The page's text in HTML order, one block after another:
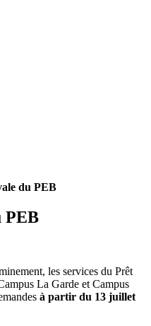
du PEB
PEB
les services du Prêt
La Garde et Campus
à partir du 13 juillet